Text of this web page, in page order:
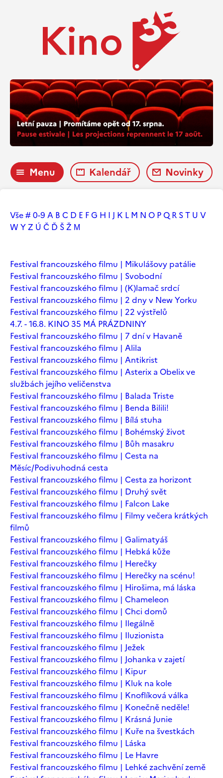
Menu Kalendář Novinky
Vše# 0-9 A B C D E FG H I J K L M N O PQ R ST U V
W YZ Ú Č Ď ŠŽ М
Festival francouzského filmu | Mikulášovy patálie
Festival francouzského filmu | Svobodní
Festival francouzského filmu | (K)lamač srdcí
Festival francouzského filmu | 2 dny v New Yorku
Festival francouzského filmu | 22 výstřelů
4.7. - 16.8. KINO 35 MÁ PRÁZDNINY
Festival francouzského filmu | 7 dní v Havaně
Festival francouzského filmu | Alila
Festival francouzského filmu | Antikrist
Festival francouzského filmu | Asterix a Obelix ve
službách jejího veličenstva
Festival francouzského filmu | Balada Triste
Festival francouzského filmu | Benda Bilili!
Festival francouzského filmu | Bílá stuha
Festival francouzského filmu | Bohémský život
Festival francouzského filmu | Bůh masakru
Festival francouzského filmu | Cesta na
Měsíc/Podivuhodná cesta
Festival francouzského filmu | Cesta za horizont
Festival francouzského filmu | Druhý svět
Festival francouzského filmu | Falcon Lake
Festival francouzského filmu | Filmy večera krátkých
filmů
Festival francouzského filmu | Galimatyáš
Festival francouzského filmu | Hebká kůže
Festival francouzského filmu | Herečky
Festival francouzského filmu | Herečky na scénu!
Festival francouzského filmu | Hirošima, má láska
Festival francouzského filmu | Chameleon
Festival francouzského filmu | Chci domů
Festival francouzského filmu | Ilegálně
Festival francouzského filmu | Iluzionista
Festival francouzského filmu | Ježek
Festival francouzského filmu | Johanka v zajetí
Festival francouzského filmu | Kipur
Festival francouzského filmu | Kluk na kole
Festival francouzského filmu | Knoflíková válka
Festival francouzského filmu | Konečně neděle!
Festival francouzského filmu | Krásná Junie
Festival francouzského filmu | Kuře na švestkách
Festival francouzského filmu | Láska
Festival francouzského filmu | Le Havre
Festival francouzského filmu | Lehké zachvění země